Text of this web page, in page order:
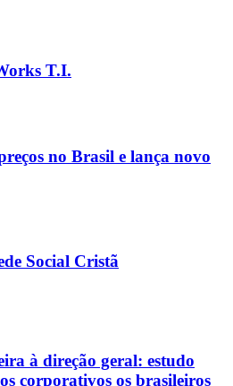
T.I.
no Brasil e lança novo
Social Cristã
à direção geral: estudo
corporativos os brasileiros